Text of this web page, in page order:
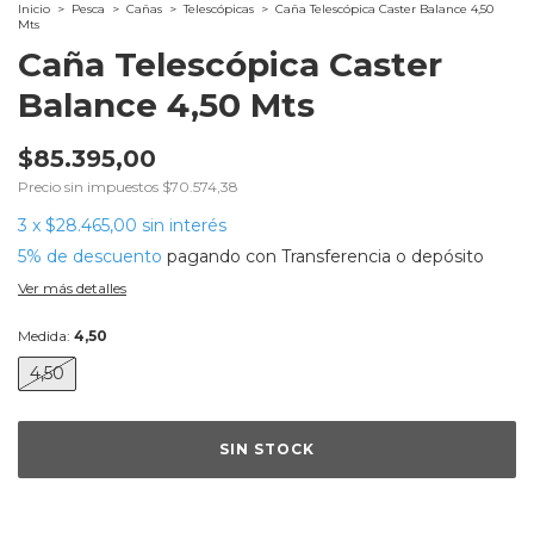
Inicio > Pesca > Cañas > Telescópicas > Caña Telescópica Caster Balance 4,50
Mts
Caña Telescópica Caster
Balance 4,50 Mts
$85.395,00
Precio sin impuestos $70.574,38
3 x $28.465,00 sin interés
5% de descuento pagando con Transferencia o depósito
Ver más detalles
Medida: 4,50
4,50